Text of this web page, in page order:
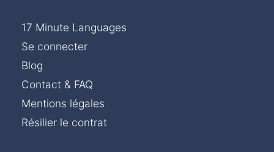
17 Minute Languages
Se connecter
Blog
Contact & FAQ
Mentions légales
Résilier le contrat